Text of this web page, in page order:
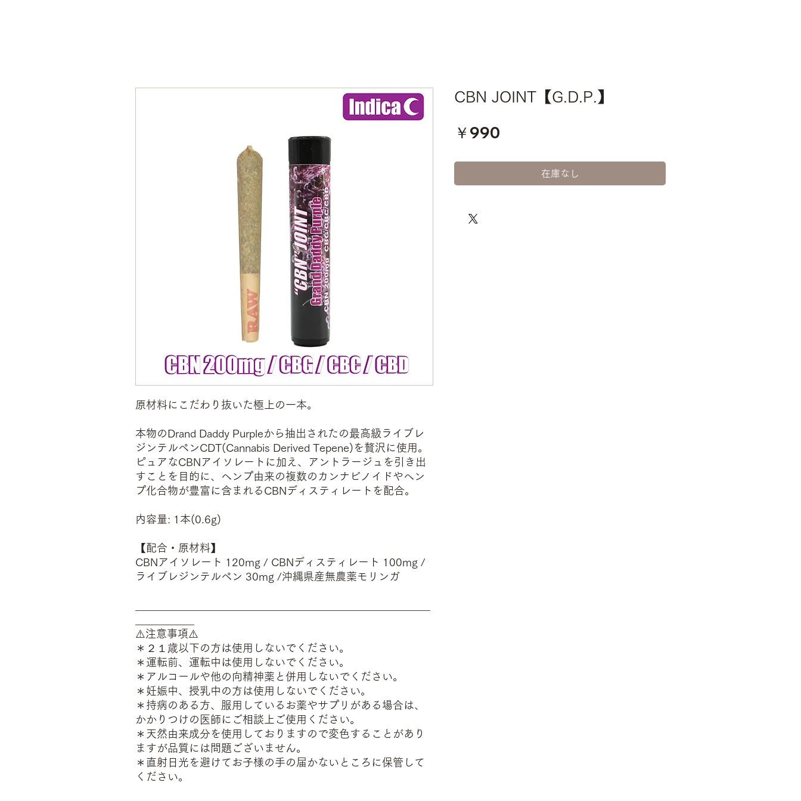
原材料にこだわり抜いた極上の一本。
本物のDrand Daddy Purpleから抽出されたの最高級ライブレ
ジンテルペンCDT(Cannabis Derived Tepene)を贅沢に使用。
ピュアなCBNアイソレートに加え、アントラージュを引き出
すことを目的に、ヘンプ由来の複数のカンナビノイドやヘン
プ化合物が豊富に含まれるCBNディスティレートを配合。
内容量: 1本(0.6g)
【配合・原材料】
CBNアイソレート 120mg / CBNディスティレート 100mg /
ライブレジンテルペン 30mg /沖縄県産無農薬モリンガ
⚠️注意事項⚠️
＊２１歳以下の方は使用しないでください。
＊運転前、運転中は使用しないでください。
＊アルコールや他の向精神薬と併用しないでください。
＊妊娠中、授乳中の方は使用しないでください。
＊持病のある方、服用しているお薬やサプリがある場合は、
かかりつけの医師にご相談上ご使用ください。
＊天然由来成分を使用しておりますので変色することがあり
ますが品質には問題ございません。
＊直射日光を避けてお子様の手の届かないところに保管して
ください。
CBN JOINT【G.D.P.】
￥990
在庫なし